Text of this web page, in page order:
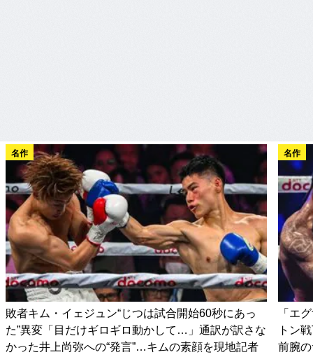
名作
敗者キム・イェジュン“じつは試合開始60秒にあっ
た”異変「目だけギロギロ動かして…」通訳が訳さな
かった井上尚弥への“発言”…キムの素顔を現地記者
名作
「エ
トン
前腕